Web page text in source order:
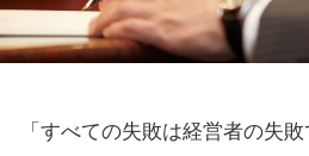
「すべての失敗は経営者の失